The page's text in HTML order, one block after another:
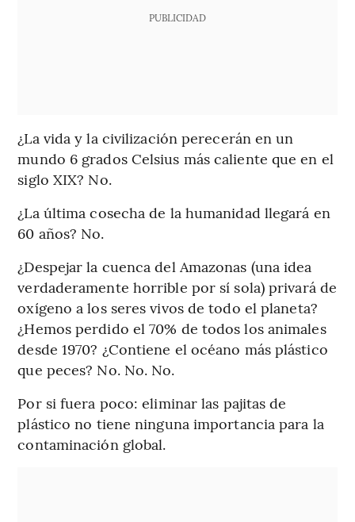
PUBLICIDAD
¿La vida y la civilización perecerán en un
mundo 6 grados Celsius más caliente que en el
siglo XIX? No.
¿La última cosecha de la humanidad llegará en
60 años? No.
¿Despejar la cuenca del Amazonas (una idea
verdaderamente horrible por sí sola) privará de
oxígeno a los seres vivos de todo el planeta?
¿Hemos perdido el 70% de todos los animales
desde 1970? ¿Contiene el océano más plástico
que peces? No. No. No.
Por si fuera poco: eliminar las pajitas de
plástico no tiene ninguna importancia para la
contaminación global.